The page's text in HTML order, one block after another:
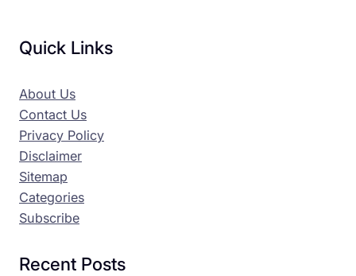
Quick Links
About Us
Contact Us
Privacy Policy
Disclaimer
Sitemap
Categories
Subscribe
Recent Posts